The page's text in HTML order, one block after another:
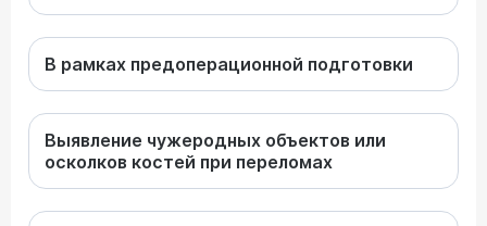
В рамках предоперационной подготовки
Выявление чужеродных объектов или
осколков костей при переломах